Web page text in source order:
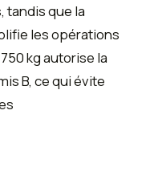
tandis que la
les opérations
kg autorise la
B, ce qui évite